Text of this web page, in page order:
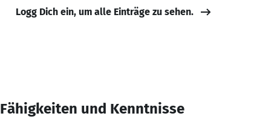
Logg Dich ein, um alle Einträge zu sehen.
Fähigkeiten und Kenntnisse